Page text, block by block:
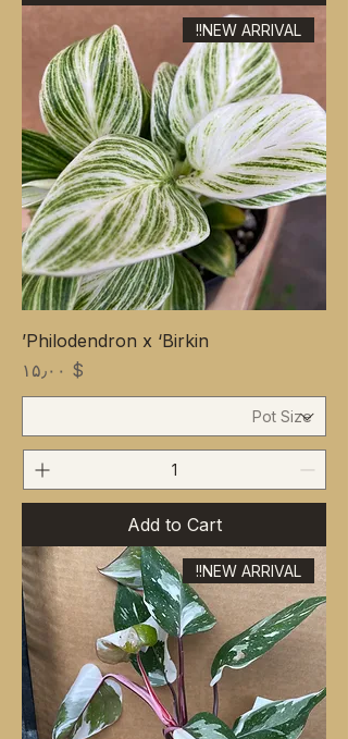
NEW ARRIVAL!!
Philodendron x ‘Birkin’
Price
$ ۱۵٫۰۰
Add to Cart
NEW ARRIVAL!!